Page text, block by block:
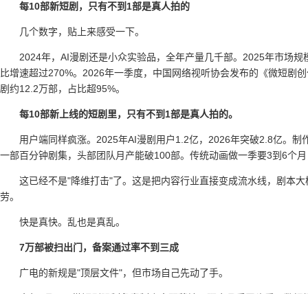
每10部新短剧，只有不到1部是真人拍的
几个数字，贴上来感受一下。
2024年，AI漫剧还是小众实验品，全年产量几千部。2025年市场
比增速超过270%。2026年一季度，中国网络视听协会发布的《微短剧
剧约12.2万部，占比超95%。
每10部新上线的短剧里，只有不到1部是真人拍的。
用户端同样疯涨。2025年AI漫剧用户1.2亿，2026年突破2.8亿。
一部百分钟剧集，头部团队月产能破100部。传统动画做一季要3到6个
这已经不是"降维打击"了。这是把内容行业直接变成流水线，剧本
劳。
快是真快。乱也是真乱。
7万部被扫出门，备案通过率不到三成
广电的新规是"顶层文件"，但市场自己先动了手。